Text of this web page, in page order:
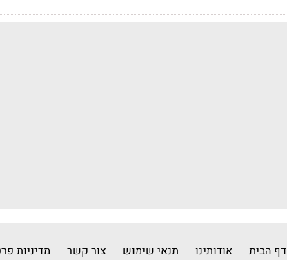
דף הבית אודותינו תנאי שימוש צור קשר מדיניות